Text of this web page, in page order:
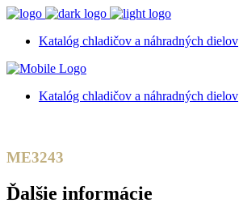
Katalóg chladičov a náhradných dielov
Katalóg chladičov a náhradných dielov
ME3243
Ďalšie informácie